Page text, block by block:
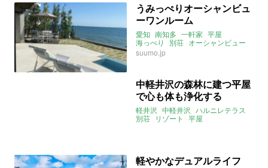
うみっぺりオーシャンビュ
ーワンルーム
愛知 南知多 一軒家 平屋
海っぺり
別荘 オーシャンビュー
露天風呂
suumo.jp
中軽井沢の森林に建つ平屋
で心も体も浄化する
軽井沢 中軽井沢 ハルニレテラス
別荘 リゾート
平屋
軽やかなデュアルライフ